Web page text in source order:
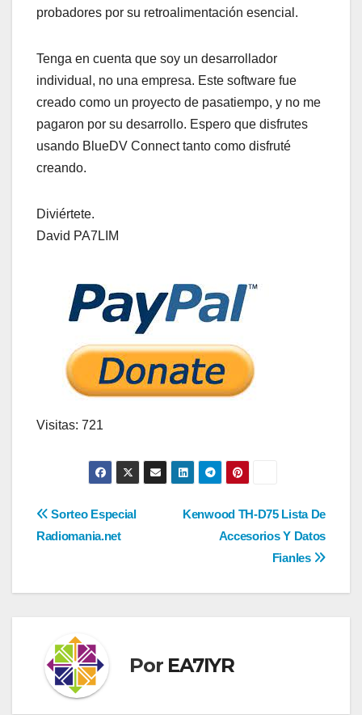
probadores por su retroalimentación esencial.
Tenga en cuenta que soy un desarrollador
individual, no una empresa. Este software fue
creado como un proyecto de pasatiempo, y no me
pagaron por su desarrollo. Espero que disfrutes
usando BlueDV Connect tanto como disfruté
creando.
Diviértete.
David PA7LIM
Visitas: 721
Navegación
entradas
Kenwood TH-D75 Lista De
Accesorios Y Datos
Fianles
Sorteo Especial
Radiomania.net
Por EA7IYR